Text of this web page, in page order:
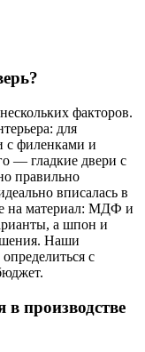
факторов.
для
с филенками и
— гладкие двери с
правильно
вписалась в
на материал: МДФ и
а шпон и
Наши
с
производстве